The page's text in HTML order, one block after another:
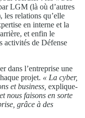
LGM (là où d’autres
les relations qu’elle
en interne et la
et enfin le
activités de Défense
dans l’entreprise une
projet. « La cyber,
et business, explique-
nous faisons en sorte
grâce à des